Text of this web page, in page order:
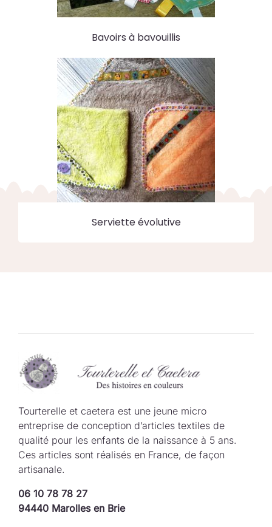
Bavoirs à bavouillis
Serviette évolutive
Tourterelle et caetera est une jeune micro
entreprise de conception d’articles textiles de
qualité pour les enfants de la naissance à 5 ans.
Ces articles sont réalisés en France, de façon
artisanale.
06 10 78 78 27
94440 Marolles en Brie